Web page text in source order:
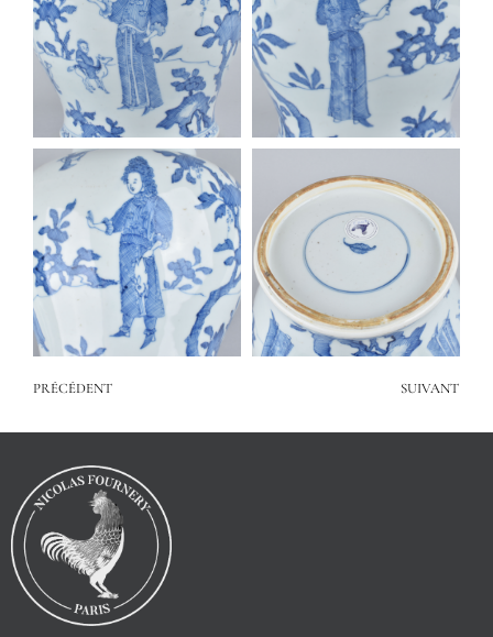
PRÉCÉDENT SUIVANT